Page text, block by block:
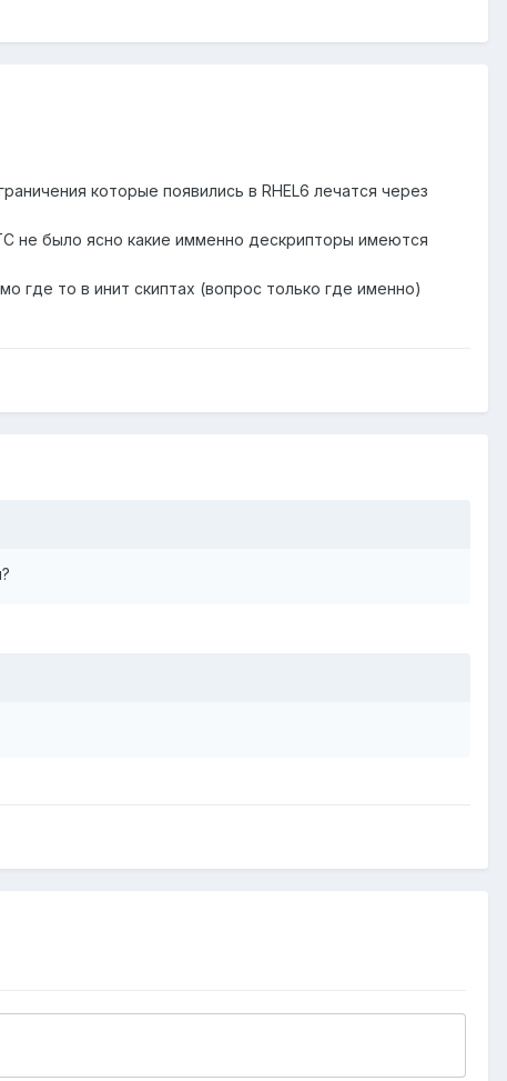
которые появились в RHEL6 лечатся через
не было ясно какие имменно дескрипторы имеются
где то в инит скиптах (вопрос только где именно)